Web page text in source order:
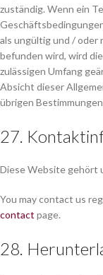
zuständig. Wenn ein
als ungültig und / oder
befunden wird, wird
zulässigen Umfang
Absicht dieser
übrigen
27.
Diese Website gehört
You may contact us
contact page.
28.